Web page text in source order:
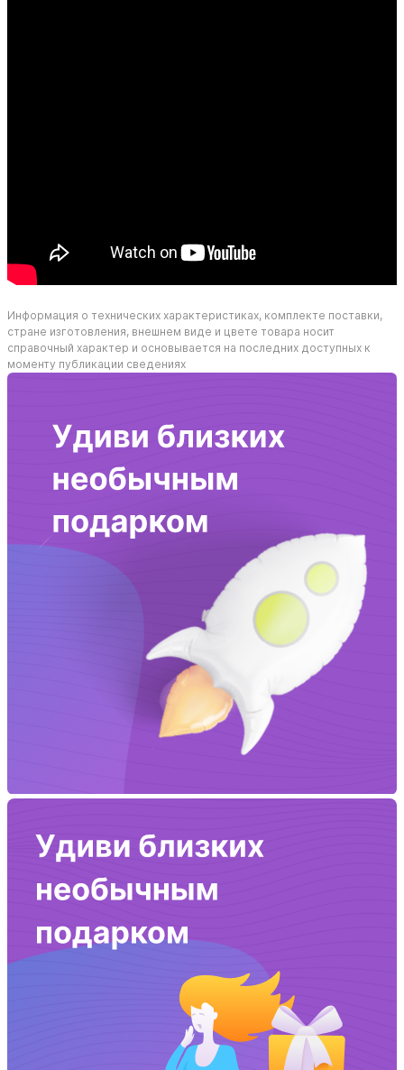
Информация о технических характеристиках, комплекте поставки,
стране изготовления, внешнем виде и цвете товара носит
справочный характер и основывается на последних доступных к
моменту публикации сведениях